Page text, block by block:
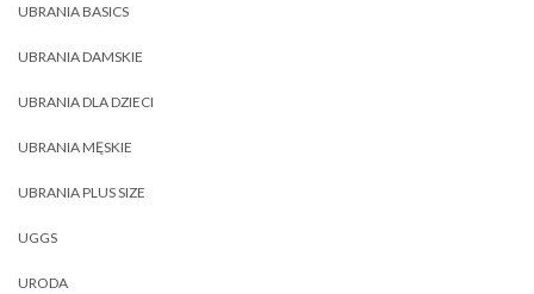
UBRANIA BASICS
UBRANIA DAMSKIE
UBRANIA DLA DZIECI
UBRANIA MĘSKIE
UBRANIA PLUS SIZE
UGGS
URODA